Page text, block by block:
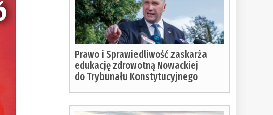
Prawo i Sprawiedliwość zaskarża
edukację zdrowotną Nowackiej
do Trybunału Konstytucyjnego